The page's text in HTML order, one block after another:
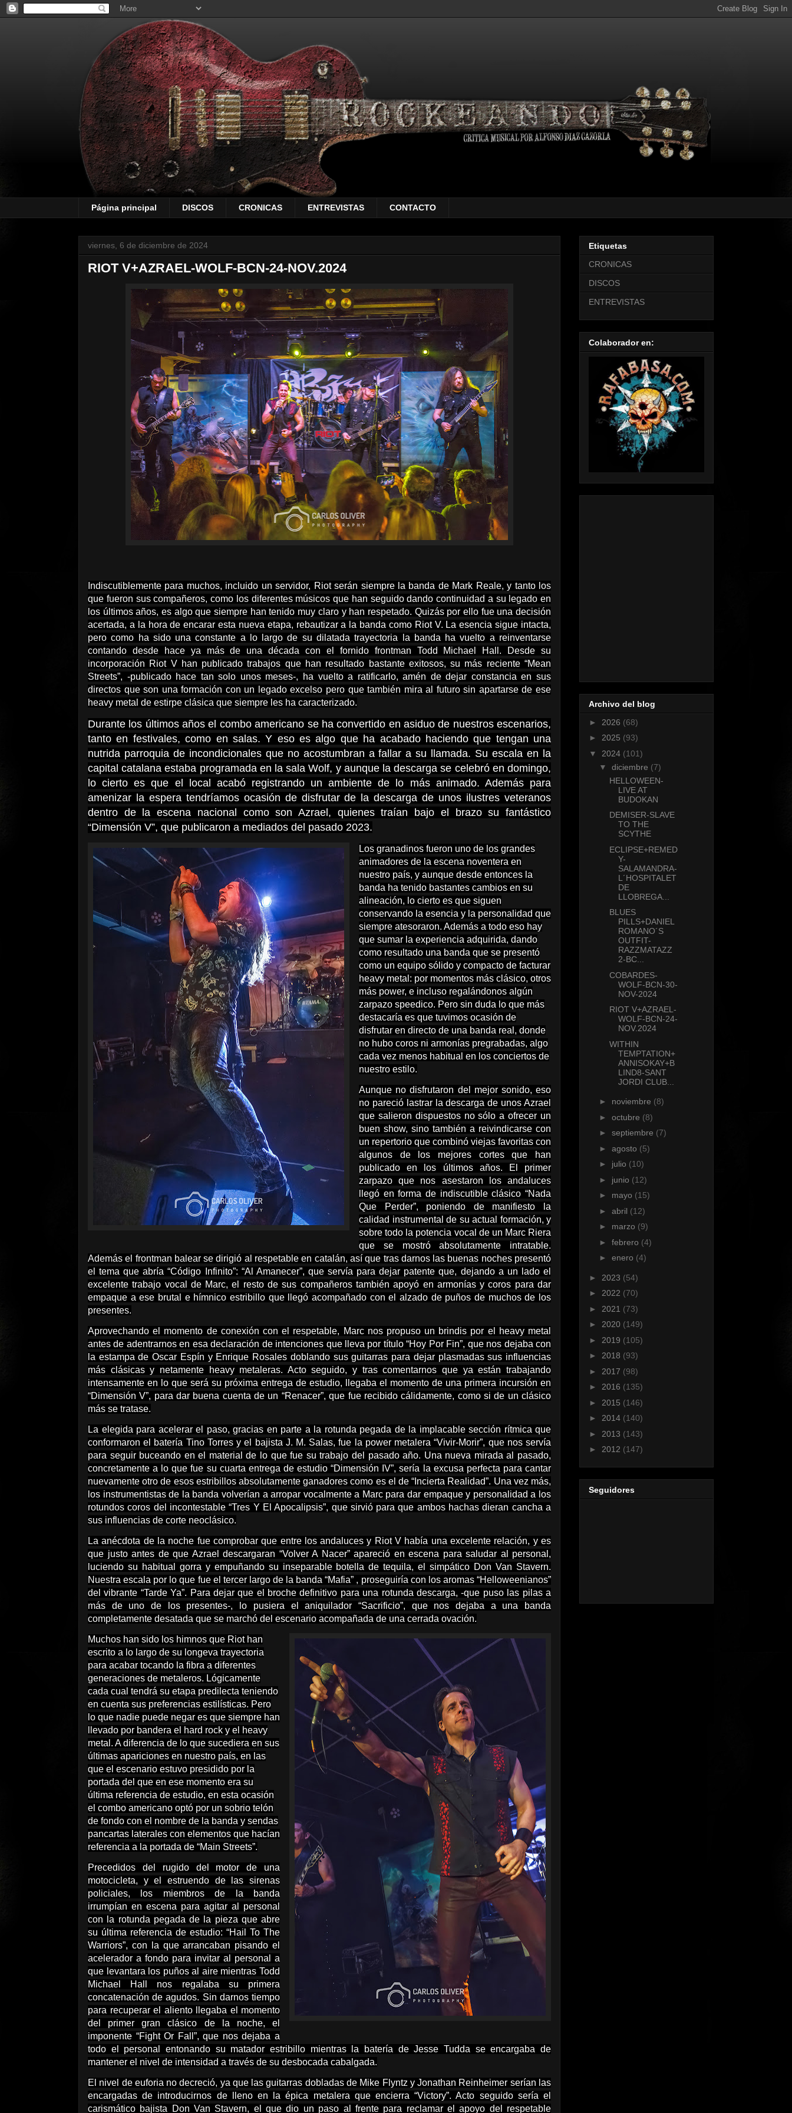
Página principal DISCOS CRONICAS ENTREVISTAS CONTACTO
viernes, 6 de diciembre de 2024
RIOT V+AZRAEL-WOLF-BCN-24-NOV.2024
Indiscutiblemente para muchos, incluido un servidor, Riot serán siempre la banda de Mark Reale, y tanto los
que fueron sus compañeros, como los diferentes músicos que han seguido dando continuidad a su legado en
los últimos años, es algo que siempre han tenido muy claro y han respetado. Quizás por ello fue una decisión
acertada, a la hora de encarar esta nueva etapa, rebautizar a la banda como Riot V. La esencia sigue intacta,
pero como ha sido una constante a lo largo de su dilatada trayectoria la banda ha vuelto a reinventarse
contando desde hace ya más de una década con el fornido frontman Todd Michael Hall. Desde su
incorporación Riot V han publicado trabajos que han resultado bastante exitosos, su más reciente “Mean
Streets”, -publicado hace tan solo unos meses-, ha vuelto a ratificarlo, amén de dejar constancia en sus
directos que son una formación con un legado excelso pero que también mira al futuro sin apartarse de ese
heavy metal de estirpe clásica que siempre les ha caracterizado.
Durante los últimos años el combo americano se ha convertido en asiduo de nuestros escenarios,
tanto en festivales, como en salas. Y eso es algo que ha acabado haciendo que tengan una
nutrida parroquia de incondicionales que no acostumbran a fallar a su llamada. Su escala en la
capital catalana estaba programada en la sala Wolf, y aunque la descarga se celebró en domingo,
lo cierto es que el local acabó registrando un ambiente de lo más animado. Además para
amenizar la espera tendríamos ocasión de disfrutar de la descarga de unos ilustres veteranos
dentro de la escena nacional como son Azrael, quienes traían bajo el brazo su fantástico
“Dimensión V”, que publicaron a mediados del pasado 2023.
Los granadinos fueron uno de los grandes
animadores de la escena noventera en
nuestro país, y aunque desde entonces la
banda ha tenido bastantes cambios en su
alineación, lo cierto es que siguen
conservando la esencia y la personalidad que
siempre atesoraron. Además a todo eso hay
que sumar la experiencia adquirida, dando
como resultado una banda que se presentó
como un equipo sólido y compacto de facturar
heavy metal: por momentos más clásico, otros
más power, e incluso regalándonos algún
zarpazo speedico. Pero sin duda lo que más
destacaría es que tuvimos ocasión de
disfrutar en directo de una banda real, donde
no hubo coros ni armonías pregrabadas, algo
cada vez menos habitual en los conciertos de
nuestro estilo.
Aunque no disfrutaron del mejor sonido, eso
no pareció lastrar la descarga de unos Azrael
que salieron dispuestos no sólo a ofrecer un
buen show, sino también a reivindicarse con
un repertorio que combinó viejas favoritas con
algunos de los mejores cortes que han
publicado en los últimos años. El primer
zarpazo que nos asestaron los andaluces
llegó en forma de indiscutible clásico “Nada
Que Perder”, poniendo de manifiesto la
calidad instrumental de su actual formación, y
sobre todo la potencia vocal de un Marc Riera
que se mostró absolutamente intratable.
Además el frontman balear se dirigió al respetable en catalán, así que tras darnos las buenas noches presentó
el tema que abría “Código Infinito”: “Al Amanecer”, que servía para dejar patente que, dejando a un lado el
excelente trabajo vocal de Marc, el resto de sus compañeros también apoyó en armonías y coros para dar
empaque a ese brutal e hímnico estribillo que llegó acompañado con el alzado de puños de muchos de los
presentes.
Aprovechando el momento de conexión con el respetable, Marc nos propuso un brindis por el heavy metal
antes de adentrarnos en esa declaración de intenciones que lleva por título “Hoy Por Fin”, que nos dejaba con
la estampa de Oscar Espín y Enrique Rosales doblando sus guitarras para dejar plasmadas sus influencias
más clásicas y netamente heavy metaleras. Acto seguido, y tras comentarnos que ya están trabajando
intensamente en lo que será su próxima entrega de estudio, llegaba el momento de una primera incursión en
“Dimensión V”, para dar buena cuenta de un “Renacer”, que fue recibido cálidamente, como si de un clásico
más se tratase.
La elegida para acelerar el paso, gracias en parte a la rotunda pegada de la implacable sección rítmica que
conformaron el batería Tino Torres y el bajista J. M. Salas, fue la power metalera “Vivir-Morir”, que nos servía
para seguir buceando en el material de lo que fue su trabajo del pasado año. Una nueva mirada al pasado,
concretamente a lo que fue su cuarta entrega de estudio “Dimensión IV”, sería la excusa perfecta para cantar
nuevamente otro de esos estribillos absolutamente ganadores como es el de “Incierta Realidad”. Una vez más,
los instrumentistas de la banda volverían a arropar vocalmente a Marc para dar empaque y personalidad a los
rotundos coros del incontestable “Tres Y El Apocalipsis”, que sirvió para que ambos hachas dieran cancha a
sus influencias de corte neoclásico.
La anécdota de la noche fue comprobar que entre los andaluces y Riot V había una excelente relación, y es
que justo antes de que Azrael descargaran “Volver A Nacer” apareció en escena para saludar al personal,
luciendo su habitual gorra y empuñando su inseparable botella de tequila, el simpático Don Van Stavern.
Nuestra escala por lo que fue el tercer largo de la banda “Mafia” , proseguiría con los aromas “Helloweenianos”
del vibrante “Tarde Ya”. Para dejar que el broche definitivo para una rotunda descarga, -que puso las pilas a
más de uno de los presentes-, lo pusiera el aniquilador “Sacrificio”, que nos dejaba a una banda
completamente desatada que se marchó del escenario acompañada de una cerrada ovación.
Muchos han sido los himnos que Riot han
escrito a lo largo de su longeva trayectoria
para acabar tocando la fibra a diferentes
generaciones de metaleros. Lógicamente
cada cual tendrá su etapa predilecta teniendo
en cuenta sus preferencias estilísticas. Pero
lo que nadie puede negar es que siempre han
llevado por bandera el hard rock y el heavy
metal. A diferencia de lo que sucediera en sus
últimas apariciones en nuestro país, en las
que el escenario estuvo presidido por la
portada del que en ese momento era su
última referencia de estudio, en esta ocasión
el combo americano optó por un sobrio telón
de fondo con el nombre de la banda y sendas
pancartas laterales con elementos que hacían
referencia a la portada de “Main Streets”.
Precedidos del rugido del motor de una
motocicleta, y el estruendo de las sirenas
policiales, los miembros de la banda
irrumpían en escena para agitar al personal
con la rotunda pegada de la pieza que abre
su última referencia de estudio: “Hail To The
Warriors”, con la que arrancaban pisando el
acelerador a fondo para invitar al personal a
que levantara los puños al aire mientras Todd
Michael Hall nos regalaba su primera
concatenación de agudos. Sin darnos tiempo
para recuperar el aliento llegaba el momento
del primer gran clásico de la noche, el
imponente “Fight Or Fall”, que nos dejaba a
todo el personal entonando su matador estribillo mientras la batería de Jesse Tudda se encargaba de
mantener el nivel de intensidad a través de su desbocada cabalgada.
El nivel de euforia no decreció, ya que las guitarras dobladas de Mike Flyntz y Jonathan Reinheimer serían las
encargadas de introducirnos de lleno en la épica metalera que encierra “Victory”. Acto seguido sería el
carismático bajista Don Van Stavern, el que dio un paso al frente para reclamar el apoyo del respetable
Etiquetas
CRONICAS
DISCOS
ENTREVISTAS
Colaborador en:
Archivo del blog
► 2026 (68)
► 2025 (93)
▼ 2024 (101)
▼ diciembre (7)
HELLOWEEN-
LIVE AT
BUDOKAN
DEMISER-SLAVE
TO THE
SCYTHE
ECLIPSE+REMED
Y-
SALAMANDRA-
L´HOSPITALET
DE
LLOBREGA...
BLUES
PILLS+DANIEL
ROMANO´S
OUTFIT-
RAZZMATAZZ
2-BC...
COBARDES-
WOLF-BCN-30-
NOV-2024
RIOT V+AZRAEL-
WOLF-BCN-24-
NOV.2024
WITHIN
TEMPTATION+
ANNISOKAY+B
LIND8-SANT
JORDI CLUB...
► noviembre (8)
► octubre (8)
► septiembre (7)
► agosto (5)
► julio (10)
► junio (12)
► mayo (15)
► abril (12)
► marzo (9)
► febrero (4)
► enero (4)
► 2023 (54)
► 2022 (70)
► 2021 (73)
► 2020 (149)
► 2019 (105)
► 2018 (93)
► 2017 (98)
► 2016 (135)
► 2015 (146)
► 2014 (140)
► 2013 (143)
► 2012 (147)
Seguidores